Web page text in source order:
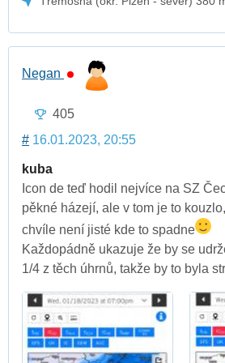
Negan
405
# 16.01.2023, 20:55
kuba
Icon de teď hodil nejvíce na SZ
pěkné házejí, ale v tom je to
chvíle není jisté kde to spadne
Každopádně ukazuje že by se
1/4 z těch úhrnů, takže by to byla